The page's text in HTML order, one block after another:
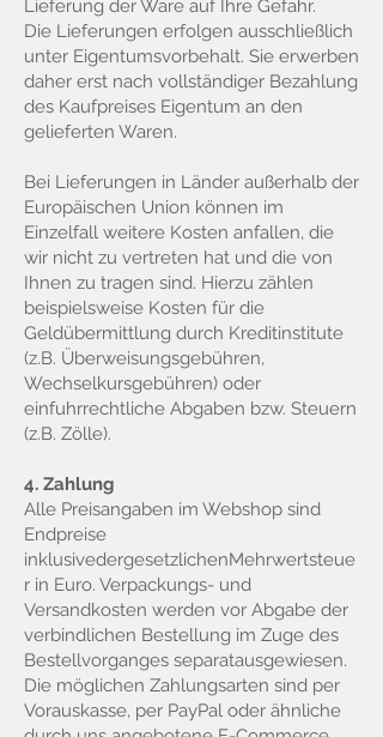
Lieferung der Ware auf Ihre Gefahr.
Die Lieferungen erfolgen ausschließlich
unter Eigentumsvorbehalt. Sie erwerben
daher erst nach vollständiger Bezahlung
des Kaufpreises Eigentum an den
gelieferten Waren.
Bei Lieferungen in Länder außerhalb der
Europäischen Union können im
Einzelfall weitere Kosten anfallen, die
wir nicht zu vertreten hat und die von
Ihnen zu tragen sind. Hierzu zählen
beispielsweise Kosten für die
Geldübermittlung durch Kreditinstitute
(z.B. Überweisungsgebühren,
Wechselkursgebühren) oder
einfuhrrechtliche Abgaben bzw. Steuern
(z.B. Zölle).
4. Zahlung
Alle Preisangaben im Webshop sind
Endpreise
inklusivedergesetzlichenMehrwertsteue
r in Euro. Verpackungs- und
Versandkosten werden vor Abgabe der
verbindlichen Bestellung im Zuge des
Bestellvorganges separatausgewiesen.
Die möglichen Zahlungsarten sind per
Vorauskasse, per PayPal oder ähnliche